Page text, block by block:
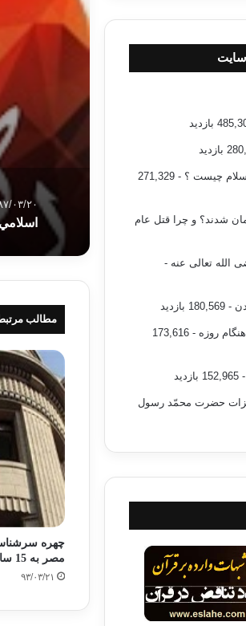
۸۷/۰۳/
مطالب
مصر به 15 سال زندان محکوم شد
۹۳/۰۳/۲۱
سایت
چیست ؟
- 271,329
شدند؟ و چرا قتل عام
تعالی عنه -
- 180,569 بازدید
روزه
- 173,616
- 152,965 بازدید
حضرت محمّد رسول